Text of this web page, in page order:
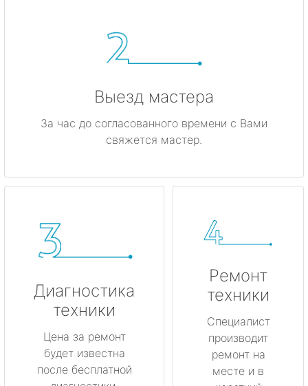
Выезд мастера
За час до согласованного времени с Вами
свяжется мастер.
Диагностика
техники
Цена за ремонт
будет известна
после бесплатной
Ремонт
техники
Специалист
производит
ремонт на
месте и в